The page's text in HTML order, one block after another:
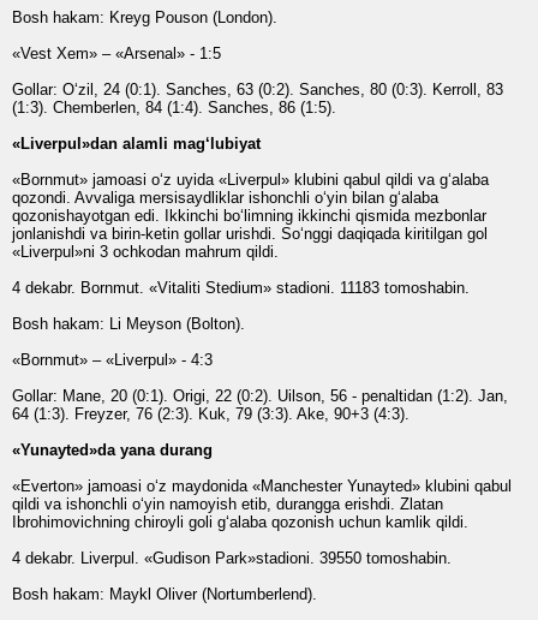
Bosh hakam: Kreyg Pouson (London).
«Vest Xem» – «Arsenal» - 1:5
Gollar: O‘zil, 24 (0:1). Sanches, 63 (0:2). Sanches, 80 (0:3). Kerroll, 83
(1:3). Chemberlen, 84 (1:4). Sanches, 86 (1:5).
«Liverpul»dan alamli mag‘lubiyat
«Bornmut» jamoasi o‘z uyida «Liverpul» klubini qabul qildi va g‘alaba
qozondi. Avvaliga mersisaydliklar ishonchli o‘yin bilan g‘alaba
qozonishayotgan edi. Ikkinchi bo‘limning ikkinchi qismida mezbonlar
jonlanishdi va birin-ketin gollar urishdi. So‘nggi daqiqada kiritilgan gol
«Liverpul»ni 3 ochkodan mahrum qildi.
4 dekabr. Bornmut. «Vitaliti Stedium» stadioni. 11183 tomoshabin.
Bosh hakam: Li Meyson (Bolton).
«Bornmut» – «Liverpul» - 4:3
Gollar: Mane, 20 (0:1). Origi, 22 (0:2). Uilson, 56 - penaltidan (1:2). Jan,
64 (1:3). Freyzer, 76 (2:3). Kuk, 79 (3:3). Ake, 90+3 (4:3).
«Yunayted»da yana durang
«Everton» jamoasi o‘z maydonida «Manchester Yunayted» klubini qabul
qildi va ishonchli o‘yin namoyish etib, durangga erishdi. Zlatan
Ibrohimovichning chiroyli goli g‘alaba qozonish uchun kamlik qildi.
4 dekabr. Liverpul. «Gudison Park»stadioni. 39550 tomoshabin.
Bosh hakam: Maykl Oliver (Nortumberlend).